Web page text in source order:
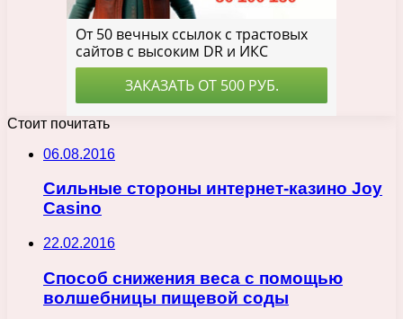
Стоит почитать
06.08.2016
Сильные стороны интернет-казино Joy
Casino
22.02.2016
Способ снижения веса с помощью
волшебницы пищевой соды